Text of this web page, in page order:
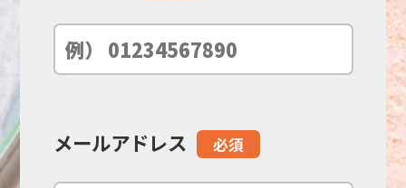
ル
メールアドレス 必須